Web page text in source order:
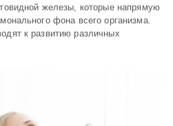
железы, которые напрямую
фона всего организма.
к развитию различных